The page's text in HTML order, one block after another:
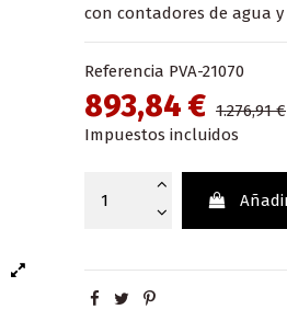
con contadores de agua
Referencia PVA-21070
893,84 € 1.276,91 €
Impuestos incluidos